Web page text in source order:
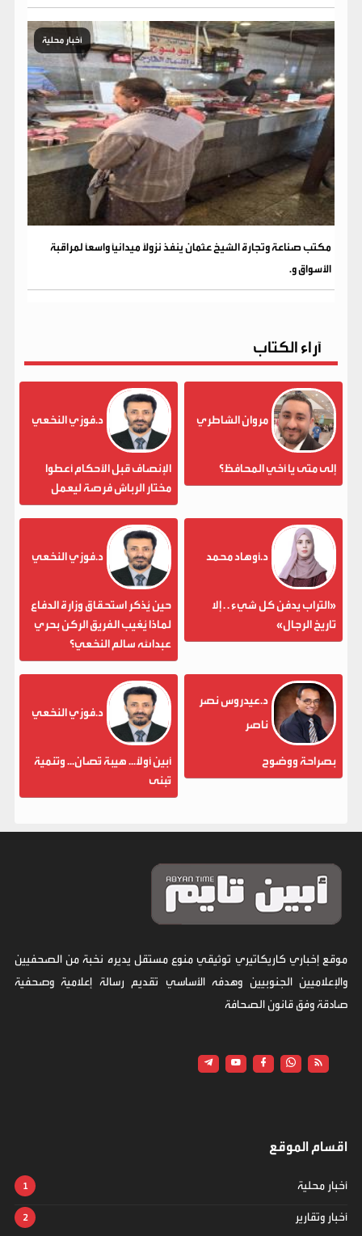
أخبار محلية
مكتب صناعة وتجارة الشيخ عثمان ينفذ نزولاً ميدانياً واسعاً لمراقبة
الأسواق و.
آراء الكتاب
مروان الشاطري
إلى متى يا أخي المحافظ؟
د.فوزي النخعي
الإنصاف قبل الأحكام أعطوا
مختار الرباش فرصة ليعمل
د.أوهاد محمد
«التراب يدفن كل شيء . . إلا
تاريخ الرجال»
د.فوزي النخعي
حين يُذكر استحقاق وزارة الدفاع
لماذا يُغيب الفريق الركن بحري
عبدالله سالم النخعي؟
د.عيدروس نصر
ناصر
بصراحة ووضوح
د.فوزي النخعي
أبين أولاً... هيبة تُصان... وتنمية
تُبنى
موقع إخباري كاريكاتيري توثيقي منوع مستقل يديره نخبة من الصحفيين
والإعلاميين الجنوبيين وهدفه الأساسي تقديم رسالة إعلامية وصحفية
صادقة وفق قانون الصحافة
اقسام الموقع
أخبار محلية
أخبار وتقارير